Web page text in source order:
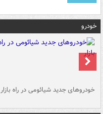
خودرو
خودروهای جدید شیائومی در راه بازار